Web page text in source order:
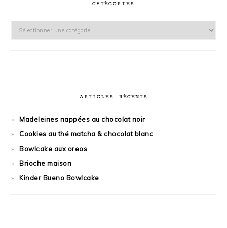
CATÉGORIES
Catégories
ARTICLES RÉCENTS
Madeleines nappées au chocolat noir
Cookies au thé matcha & chocolat blanc
Bowlcake aux oreos
Brioche maison
Kinder Bueno Bowlcake